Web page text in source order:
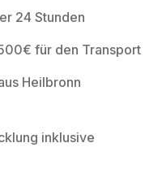
24 Stunden
für den Transport
Heilbronn
inklusive